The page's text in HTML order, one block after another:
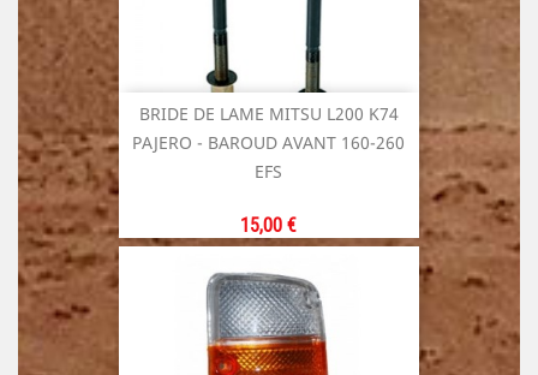
BRIDE DE LAME MITSU L200 K74
PAJERO - BAROUD AVANT 160-260
EFS
Prix
15,00 €